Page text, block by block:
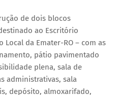
de dois blocos
ao Escritório
da Emater-RO – com as
pátio pavimentado
plena, sala de
administrativas, sala
depósito, almoxarifado,